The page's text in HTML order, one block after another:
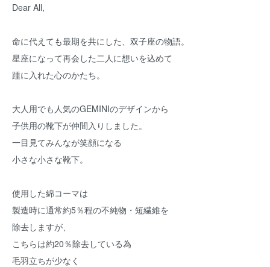
Dear All,
命に代えても最期を共にした、双子座の物語。
星座になって再会した二人に想いを込めて
踵に入れた心のかたち。
大人用でも人気のGEMINIのデザインから
子供用の靴下が仲間入りしました。
一目見てみんなが笑顔になる
小さな小さな靴下。
使用した綿コーマは
製造時に通常約5％程の不純物・短繊維を
除去しますが、
こちらは約20％除去している為
毛羽立ちが少なく